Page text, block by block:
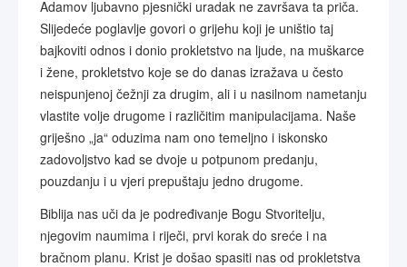
Adamov ljubavno pjesnički uradak ne završava ta priča.
Slijedeće poglavlje govori o grijehu koji je uništio taj
bajkoviti odnos i donio prokletstvo na ljude, na muškarce
i žene, prokletstvo koje se do danas izražava u često
neispunjenoj čežnji za drugim, ali i u nasilnom nametanju
vlastite volje drugome i različitim manipulacijama. Naše
griješno „ja“ oduzima nam ono temeljno i iskonsko
zadovoljstvo kad se dvoje u potpunom predanju,
pouzdanju i u vjeri prepuštaju jedno drugome.
Biblija nas uči da je podređivanje Bogu Stvoritelju,
njegovim naumima i riječi, prvi korak do sreće i na
bračnom planu. Krist je došao spasiti nas od prokletstva